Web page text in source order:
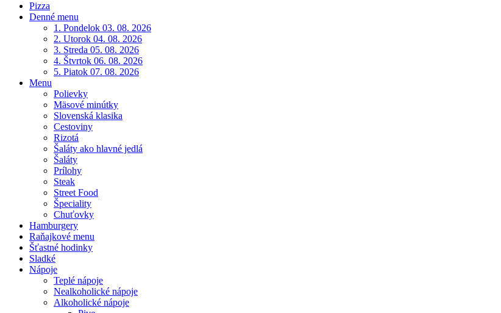
Pizza
Denné menu
1. Pondelok 03. 08. 2026
2. Utorok 04. 08. 2026
3. Streda 05. 08. 2026
4. Štvrtok 06. 08. 2026
5. Piatok 07. 08. 2026
Menu
Polievky
Mäsové minútky
Slovenská klasika
Cestoviny
Rizotá
Šaláty ako hlavné jedlá
Šaláty
Prílohy
Steak
Street Food
Špeciality
Chuťovky
Hamburgery
Raňajkové menu
Šťastné hodinky
Sladké
Nápoje
Teplé nápoje
Nealkoholické nápoje
Alkoholické nápoje